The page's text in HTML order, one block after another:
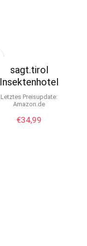
sagt.tirol
Insektenhotel
Letztes Preisupdate:
Amazon.de
€34,99